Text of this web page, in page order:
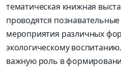
тематическая книжная
проводятся
мероприятия различных
экологическому
важную роль в